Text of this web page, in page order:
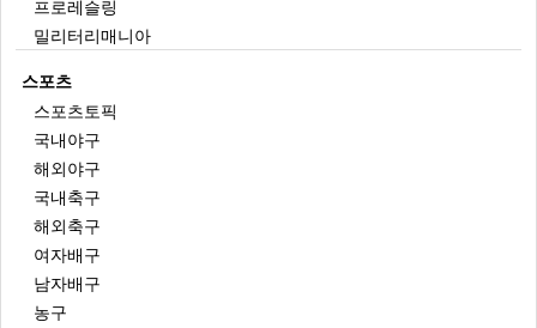
프로레슬링
밀리터리매니아
스포츠
스포츠토픽
국내야구
해외야구
국내축구
해외축구
여자배구
남자배구
농구